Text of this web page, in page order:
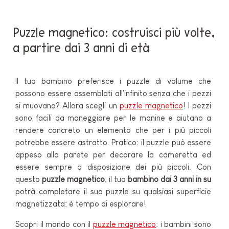
Puzzle magnetico: costruisci più volte,
a partire dai 3 anni di età
Il tuo bambino preferisce i puzzle di volume che
possono essere assemblati all'infinito senza che i pezzi
si muovano? Allora scegli un puzzle magnetico! I pezzi
sono facili da maneggiare per le manine e aiutano a
rendere concreto un elemento che per i più piccoli
potrebbe essere astratto. Pratico: il puzzle può essere
appeso alla parete per decorare la cameretta ed
essere sempre a disposizione dei più piccoli. Con
questo puzzle magnetico, il tuo bambino dai 3 anni in su
potrà completare il suo puzzle su qualsiasi superficie
magnetizzata: è tempo di esplorare!
Scopri il mondo con il puzzle magnetico: i bambini sono